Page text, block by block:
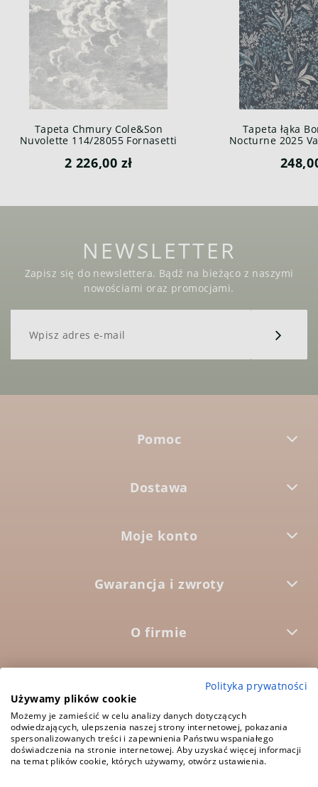
Tapeta Chmury Cole&Son
Nuvolette 114/28055 Fornasetti
2 226,00 zł
Tapeta łąka
Nocturne 2025
NEWSLETTER
Zapisz się do newslettera. Bądź na bieżąco z naszymi
nowościami oraz promocjami.
Pomoc
Dostawa
Moje konto
Gwarancja i zwroty
O firmie
Średnia ocena:5.0
1573 opinii
Polityka prywatności
Używamy plików cookie
Możemy je zamieścić w celu analizy danych dotyczących
odwiedzających, ulepszenia naszej strony internetowej, pokazania
spersonalizowanych treści i zapewnienia Państwu wspaniałego
doświadczenia na stronie internetowej. Aby uzyskać więcej informacji
na temat plików cookie, których używamy, otwórz ustawienia.